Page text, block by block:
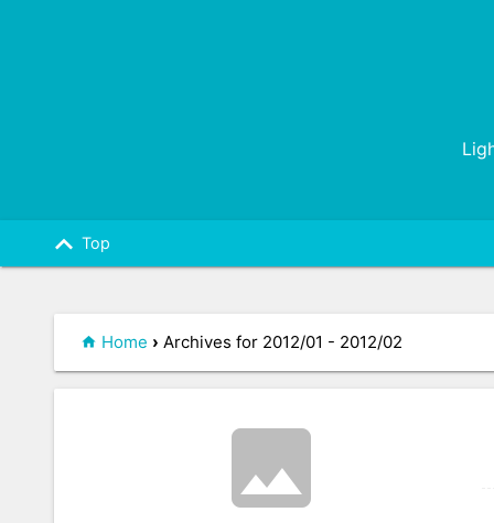
keyboard_arrow_up Top
Home › Archives for 2012/01 - 2012/02
image